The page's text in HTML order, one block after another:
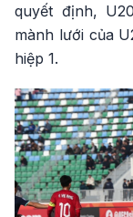
quyết định,
mành lưới của
hiệp 1.